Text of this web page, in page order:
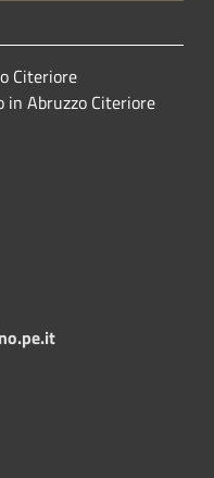
Citeriore
in Abruzzo Citeriore